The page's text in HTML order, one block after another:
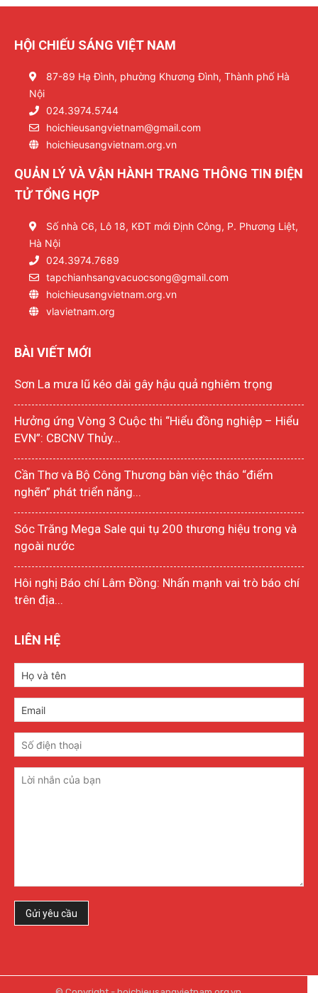
HỘI CHIẾU SÁNG VIỆT NAM
87-89 Hạ Đình, phường Khương Đình, Thành phố Hà
Nội
024.3974.5744
hoichieusangvietnam@gmail.com
hoichieusangvietnam.org.vn
QUẢN LÝ VÀ VẬN HÀNH TRANG THÔNG TIN ĐIỆN
TỬ TỔNG HỢP
Số nhà C6, Lô 18, KĐT mới Định Công, P. Phương Liệt,
Hà Nội
024.3974.7689
tapchianhsangvacuocsong@gmail.com
hoichieusangvietnam.org.vn
vlavietnam.org
BÀI VIẾT MỚI
Sơn La mưa lũ kéo dài gây hậu quả nghiêm trọng
Hưởng ứng Vòng 3 Cuộc thi “Hiểu đồng nghiệp – Hiểu
EVN”: CBCNV Thủy...
Cần Thơ và Bộ Công Thương bàn việc tháo “điểm
nghẽn” phát triển năng...
Sóc Trăng Mega Sale qui tụ 200 thương hiệu trong và
ngoài nước
Hôi nghị Báo chí Lâm Đồng: Nhấn mạnh vai trò báo chí
trên địa...
LIÊN HỆ